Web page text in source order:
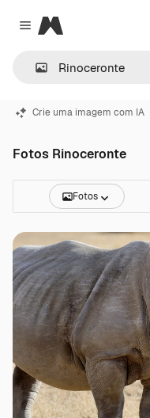
Close menu
Magnific
Crie uma imagem com IA
Fotos Rinoceronte
Fotos